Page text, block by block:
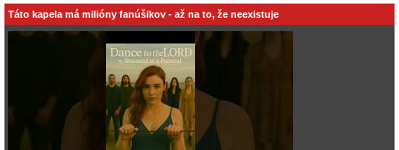
Táto kapela má milióny fanúšikov - až na to, že neexistuje